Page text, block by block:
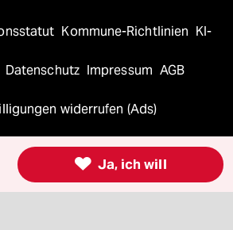
Kommune-Richtlinien KI-
Datenschutz Impressum AGB
widerrufen (Ads)
 Ja, ich will